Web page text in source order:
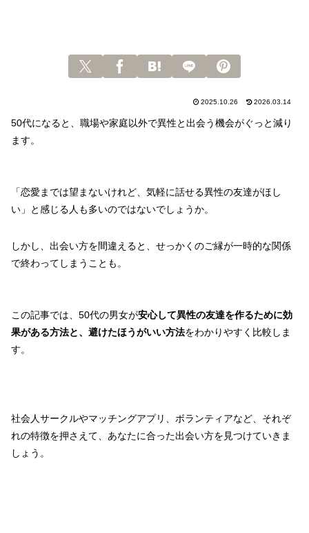
2025.10.26 2026.03.14
50代になると、職場や家庭以外で異性と出会う機会がぐっと減り
ます。
「恋愛までは望まないけれど、気軽に話せる異性の友達がほし
い」と感じる人も多いのではないでしょうか。
しかし、出会い方を間違えると、せっかくのご縁が一時的な関係
で終わってしまうことも。
この記事では、50代の男女が安心して異性の友達を作るために効
果がある方法と、避けたほうがいい方法をわかりやすく比較しま
す。
社会人サークルやマッチングアプリ、ボランティアなど、それぞ
れの特徴を押さえて、あなたに合った出会い方を見つけていきま
しょう。